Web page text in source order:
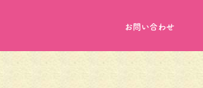
お問い合わせ